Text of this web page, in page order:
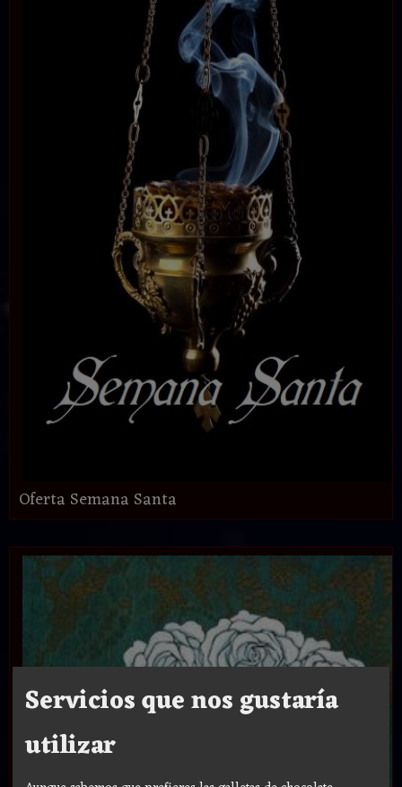
Oferta Semana Santa
Servicios que nos gustaría
utilizar